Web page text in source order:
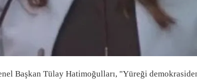
Başkan Tülay Hatimoğulları, "Yüreği